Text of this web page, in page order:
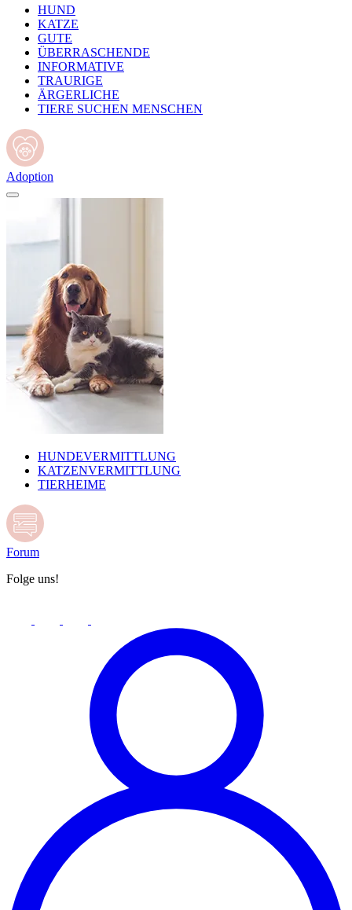
HUND
KATZE
GUTE
ÜBERRASCHENDE
INFORMATIVE
TRAURIGE
ÄRGERLICHE
TIERE SUCHEN MENSCHEN
Adoption
HUNDEVERMITTLUNG
KATZENVERMITTLUNG
TIERHEIME
Forum
Folge uns!